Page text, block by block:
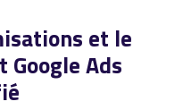
et le
Ads